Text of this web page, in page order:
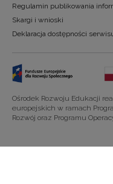
Regulamin publikowania
Skargi i wnioski
Deklaracja dostępności
Ośrodek Rozwoju Edukacji
europejskich w ramach
Rozwój oraz Programu